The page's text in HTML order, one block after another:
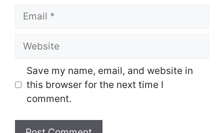
Email
Website
Save my name, email, and website in
this browser for the next time I
comment.